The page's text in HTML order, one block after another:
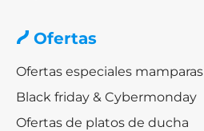
Ofertas
Ofertas especiales mamparas
Black friday & Cybermonday
Ofertas de platos de ducha